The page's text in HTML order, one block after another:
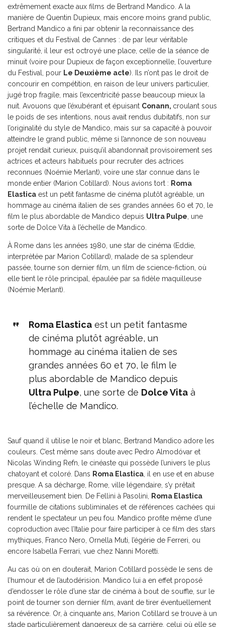
extrêmement exacte aux films de Bertrand Mandico. A la
manière de Quentin Dupieux, mais encore moins grand public,
Bertrand Mandico a fini par obtenir la reconnaissance des
critiques et du Festival de Cannes : de par leur véritable
singularité, il leur est octroyé une place, celle de la séance de
minuit (voire pour Dupieux de façon exceptionnelle, l’ouverture
du Festival, pour Le Deuxième acte). Ils n’ont pas le droit de
concourir en compétition, en raison de leur univers particulier,
jugé trop fragile, mais l’excentricité passe beaucoup mieux la
nuit. Avouons que l’éxubérant et épuisant Conann, croulant sous
le poids de ses intentions, nous avait rendus dubitatifs, non sur
l’originalité du style de Mandico, mais sur sa capacité à pouvoir
atteindre le grand public, même si l’annonce de son nouveau
projet rendait curieux, puisqu’il abandonnait provisoirement ses
actrices et acteurs habituels pour recruter des actrices
reconnues (Noémie Merlant), voire une star connue dans le
monde entier (Marion Cotillard). Nous avions tort : Roma
Elastica est un petit fantasme de cinéma plutôt agréable, un
hommage au cinéma italien de ses grandes années 60 et 70, le
film le plus abordable de Mandico depuis Ultra Pulpe , une
sorte de Dolce Vita à l’échelle de Mandico.
À Rome dans les années 1980, une star de cinéma (Eddie,
interprètée par Marion Cotillard), malade de sa splendeur
passée, tourne son dernier film, un film de science-fiction, où
elle tient le rôle principal, épaulée par sa fidèle maquilleuse
(Noémie Merlant).
Roma Elasticaest un petit fantasme
de cinéma plutôt agréable, un
hommage au cinéma italien de ses
grandes années 60 et 70, le film le
plus abordable de Mandico depuis
Ultra Pulpe, une sorte de Dolce Vitaà
l’échelle de Mandico.
Sauf quand il utilise le noir et blanc, Bertrand Mandico adore les
couleurs. C’est même sans doute avec Pedro Almodóvar et
Nicolas Winding Refn, le cinéaste qui possède l’univers le plus
chatoyant et coloré. Dans Roma Elastica , il en use et en abuse
presque. A sa décharge, Rome, ville légendaire, s’y prêtait
merveilleusement bien. De Fellini à Pasolini,
Roma Elastica
fourmille de citations subliminales et de références cachées qui
rendent le spectateur un peu fou. Mandico profite même d’une
coproduction avec l’Italie pour faire participer à ce film des stars
mythiques, Franco Nero, Ornella Muti, l’égérie de Ferreri, ou
encore Isabella Ferrari, vue chez Nanni Moretti.
Au cas où on en douterait, Marion Cotillard possède le sens de
l’humour et de l’autodérision. Mandico lui a en effet proposé
d’endosser le rôle d’une star de cinéma à bout de souffle, sur le
point de tourner son dernier film, avant de tirer éventuellement
sa révérence. Or, à cinquante ans, Marion Cotillard se trouve à un
stade particulièrement dangereux de sa carrière, celui où elle se